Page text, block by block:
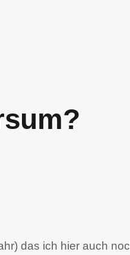
das ich hier auch